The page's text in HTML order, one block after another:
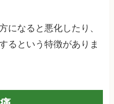
になると悪化したり、
るという特徴がありま